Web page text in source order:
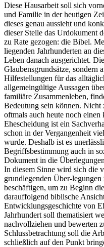
Diese Hausarbeit soll sich
und Familie in der heutigen
dieses genau aussieht und
dieser Stelle das Urdokument
zu Rate gezogen: die Bibel.
liegenden Jahrhunderten an
Leben danach ausgerichtet.
Glaubensgrundsätze, sondern
Hilfestellungen für das
allgemeingültige Aussagen
familiäre Zusammenleben,
Bedeutung sein können. Nicht
oftmals auch heute noch
Ehescheidung ist ein
schon in der Vergangenheit
wurde. Deshalb ist es
Begriffsbestimmung auch in
Dokument in die
In diesem Sinne wird sich die
grundlegenden Über-
beschäftigen, um zu Beginn
darauffolgend biblische
Entwicklungsgeschichte von
Jahrhundert soll thematisiert
nachvollziehen und bewerten
Schlussbetrachtung soll die
schließlich auf den Punkt